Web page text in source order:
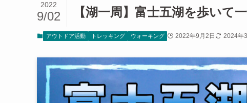
【湖一周】富士五湖を歩いて
2022
9/02
アウトドア活動 トレッキング ウォーキング 2022年9月2日 2024年